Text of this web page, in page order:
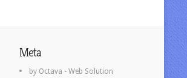
Meta
by Octava - Web Solution